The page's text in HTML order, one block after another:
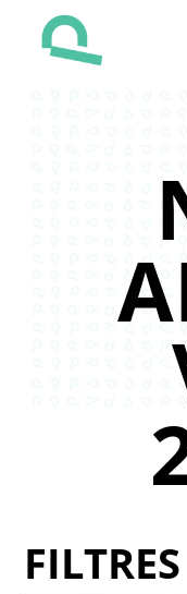
FILTRES